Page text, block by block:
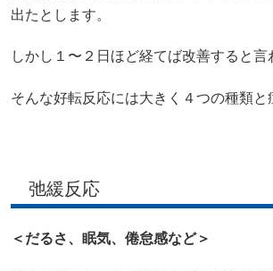
出たとします。
しかし１〜２日ほど経てば改善すると言
そんな好転反応には大きく４つの種類と
弛緩反応
＜だるさ、眠気、倦怠感など＞